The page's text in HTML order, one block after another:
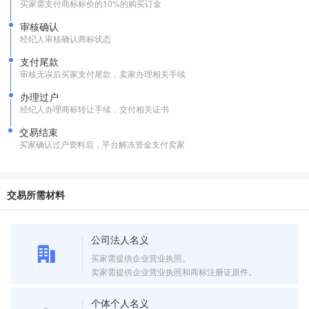
买家需支付商标标价的10%的购买订金
审核确认
经纪人审核确认商标状态
支付尾款
审核无误后买家支付尾款，卖家办理相关手续
办理过户
经纪人办理商标转让手续，交付相关证书
交易结束
买家确认过户资料后，平台解冻资金支付卖家
交易所需材料
公司法人名义
买家需提供企业营业执照。
卖家需提供企业营业执照和商标注册证原件。
个体个人名义